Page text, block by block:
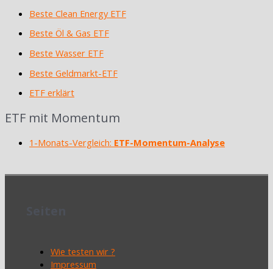
Beste Clean Energy ETF
Beste Öl & Gas ETF
Beste Wasser ETF
Beste Geldmarkt-ETF
ETF erklärt
ETF mit Momentum
1-Monats-Vergleich: ETF-Momentum-Analyse
Wie testen wir ?
Impressum